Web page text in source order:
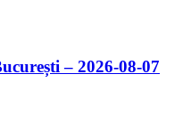
– 2026-08-07